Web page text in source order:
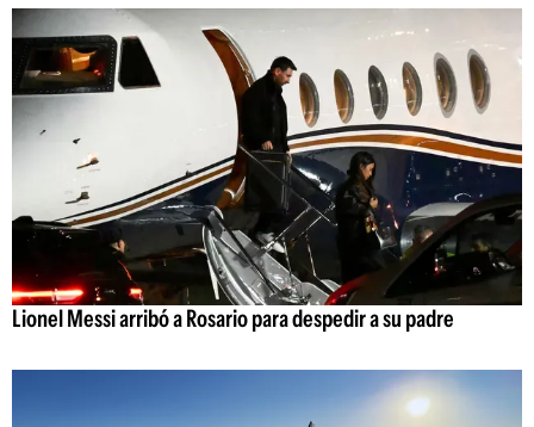
Lionel Messi arribó a Rosario para despedir a su padre